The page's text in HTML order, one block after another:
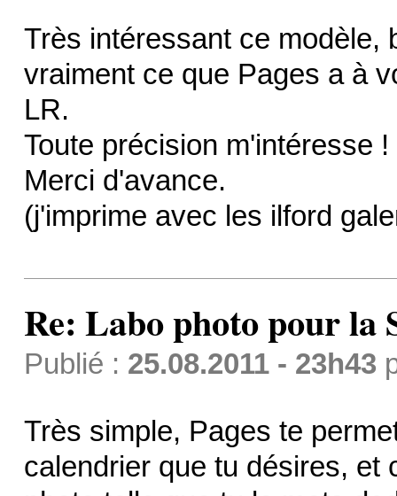
Très intéressant ce modèle,
vraiment ce que Pages a à
LR.
Toute précision m'intéresse !
Merci d'avance.
(j'imprime avec les ilford
Re: Labo photo pour la
Publié : 25.08.2011 - 23h43
Très simple, Pages te
calendrier que tu désires, et